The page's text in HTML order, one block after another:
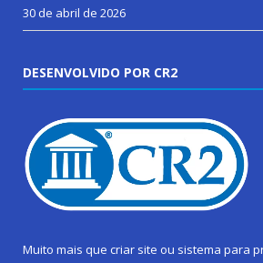
30 de abril de 2026
DESENVOLVIDO POR CR2
Muito mais que criar site ou sistema para